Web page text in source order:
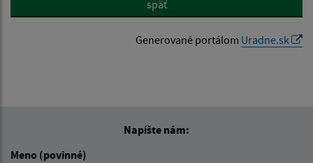
späť
Generované portálom Uradne.sk
Napíšte nám:
Meno (povinné)